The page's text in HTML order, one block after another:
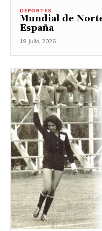
DEPORTES
Mundial de
España
19 Julio, 2026